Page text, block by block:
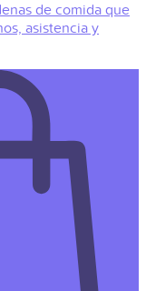
de comida que
asistencia y